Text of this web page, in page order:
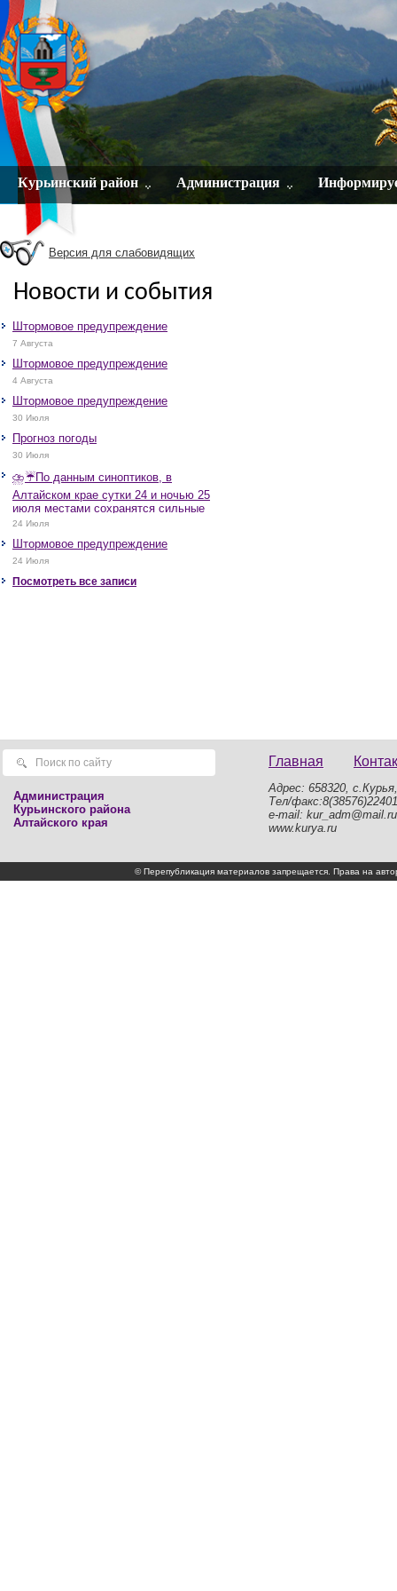
Курьинский район Администрация
Версия для слабовидящих
Новости и события
Штормовое предупреждение
7 Августа
Штормовое предупреждение
4 Августа
Штормовое предупреждение
30 Июля
Прогноз погоды
30 Июля
⛈️☔️По данным синоптиков, в
Алтайском крае сутки 24 и ночью 25
июля местами сохранятся сильные
дожди, грозы, при грозах очень
крупный град, шквалистое усиление
ветра до 17-22 м/с, местами порывы
25 м/с и более.
24 Июля
Штормовое предупреждение
24 Июля
Посмотреть все записи
Администрация
Курьинского района
Алтайского края
Главная
Адрес: 658320,
Тел/факс:8(38576)22401
e-mail: kur_adm@mail.ru
www.kurya.ru
© Перепубликация материалов запрещается. Права